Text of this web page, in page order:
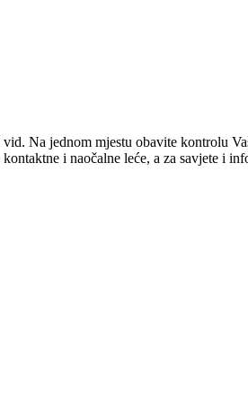
Na jednom mjestu obavite kontrolu
i naočalne leće, a za savjete i